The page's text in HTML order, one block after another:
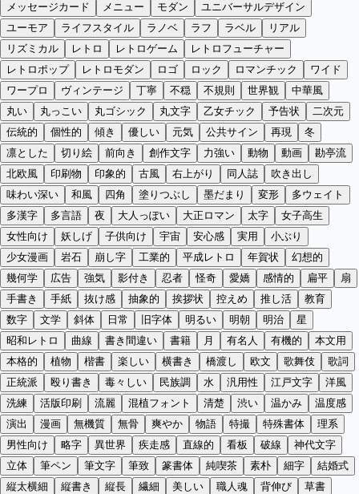
メッセージカード
メニュー モダン
ユニバーサルデザイン
ユーモア
ライフスタイル ラノベ ラフ ラベル
リアル
リズミカル
レトロ レトロゲーム
レトロフューチャー
レトロポップ
レトロモダン ロゴ ロック ロマンチック
ワイド
ワープロ
ヴィンテージ 丁寧 不穏 不規則 世界観
中華風
丸い
丸っこい 丸ゴシック 丸文字 乙女チック 予告状
二次元
伝統的
個性的 傾き 優しい 元気 公共サイン 再現
冬
凛とした
切り絵 前向き 創作文字 力強い 動物 動画
勘亭流
北欧風
印刷物 印象的 古風 右上がり 同人誌
吹き出し
味わい深い
和風 四角 塗りつぶし 墨だまり 変形
多ウェイト
多漢字
多言語 夜 大人っぽい 大正ロマン 太字
女子高生
女性向け
妖しげ 子供向け 宇宙 安心感 実用
小ぶり
少女漫画
岩石 崩し字 工業的 平成レトロ 年賀状
幻想的
幾何学
広告 強気 影付き 忍者 怪奇 愛嬌 感情的 扁平
扇
手書き
手紙 抜け感 抽象的 挨拶状 控えめ 推し活
教育
数字
文学 斜体 日常 旧字体 明るい 明朝 明治
星
昭和レトロ
曲線 書き間違い 書籍 月 有名人 有機的
本文用
本格的
植物 楷書 楽しい 横書き 橋渡し 欧文 歌舞伎
歌詞
正統派
殴り書き 毒々しい 民族調 水 汎用性 江戸文字
洋風
洗練
活版印刷 流麗 混植フォント 清楚 渋い 温かみ
温度感
演出
漫画 無機質 無骨 爽やか 物語 特撮 特殊書体
理系
男性向け
略字 異世界 疾走感 直線的 看板 破線
神代文字
立体
筆ペン 筆文字 筆致 篆書体 純喫茶 素朴 細字
結婚式
縦太横細
縦書き 縦長 繊細 美しい 職人魂 背伸び
草書